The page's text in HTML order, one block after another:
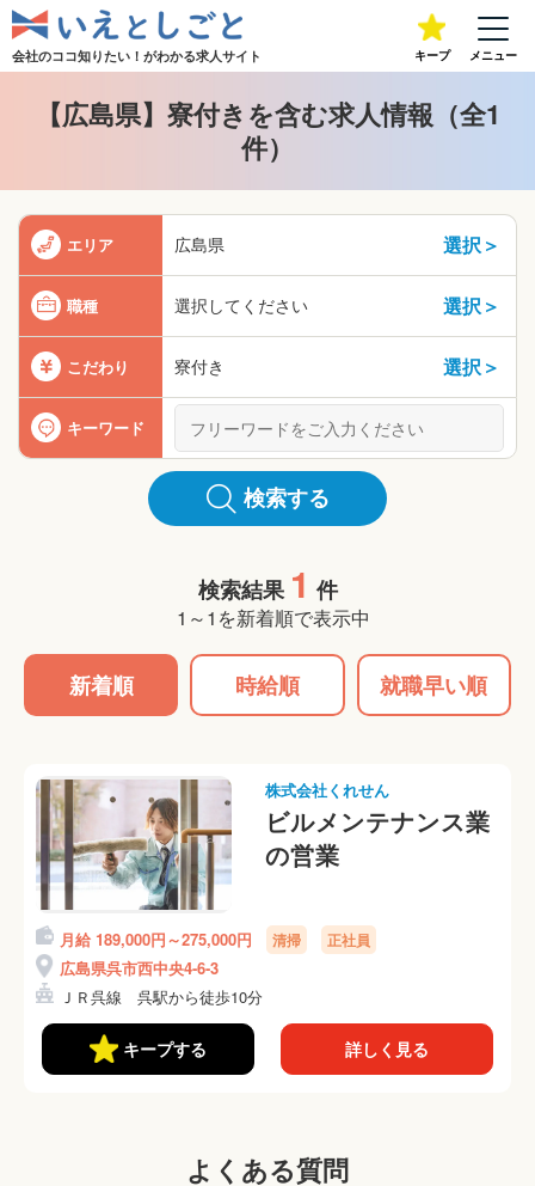
会社のココ知りたい！がわかる求人サイト キープ メニュー
【広島県】寮付きを含む求人情報（全1
件）
エリア 広島県 選択＞
職種 選択してください 選択＞
こだわり 寮付き 選択＞
キーワード
検索する
検索結果 1 件
1～1を新着順で表示中
新着順 時給順 就職早い順
株式会社くれせん
ビルメンテナンス業
の営業
月給 189,000円～275,000円 清掃 正社員
広島県呉市西中央4-6-3
ＪＲ呉線 呉駅から徒歩10分
キープする 詳しく見る
よくある質問